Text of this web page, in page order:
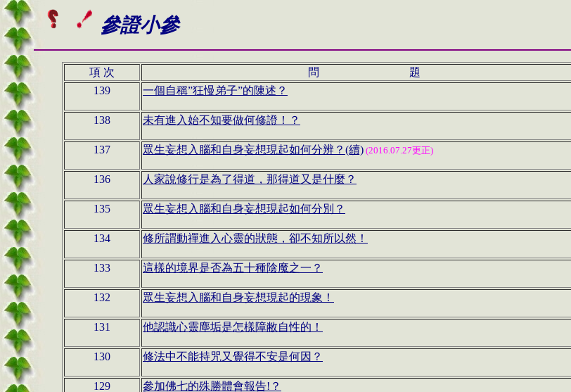
參證小參
項 次 問 題
139
一個自稱”狂慢弟子”的陳述？
138
未有進入始不知要做何修證！？
137
眾生妄想入腦和自身妄想現起如何分辨？(續) (2016.07.27更正)
136
人家說修行是為了得道，那得道又是什麼？
135
眾生妄想入腦和自身妄想現起如何分別？
134
修所謂動禪進入心靈的狀態，卻不知所以然！
133
這樣的境界是否為五十種陰魔之一？
132
眾生妄想入腦和自身妄想現起的現象！
131
他認識心靈塵垢是怎樣障敝自性的！
130
修法中不能持咒又覺得不安是何因？
129
參加佛七的殊勝體會報告!？